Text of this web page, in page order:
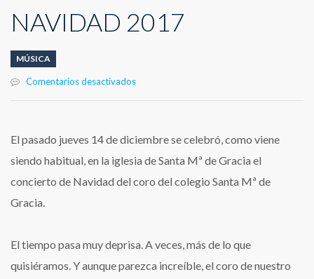
NAVIDAD 2017
MÚSICA
Comentarios desactivadosen
2017
El pasado jueves 14 de diciembre se celebró, como viene
siendo habitual, en la iglesia de Santa Mª de Gracia el
concierto de Navidad del coro del colegio Santa Mª de
Gracia.
El tiempo pasa muy deprisa. A veces, más de lo que
quisiéramos. Y aunque parezca increíble, el coro de nuestro